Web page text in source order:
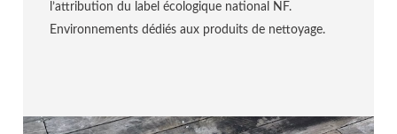
l’attribution du label écologique national NF.
Environnements dédiés aux produits de nettoyage.